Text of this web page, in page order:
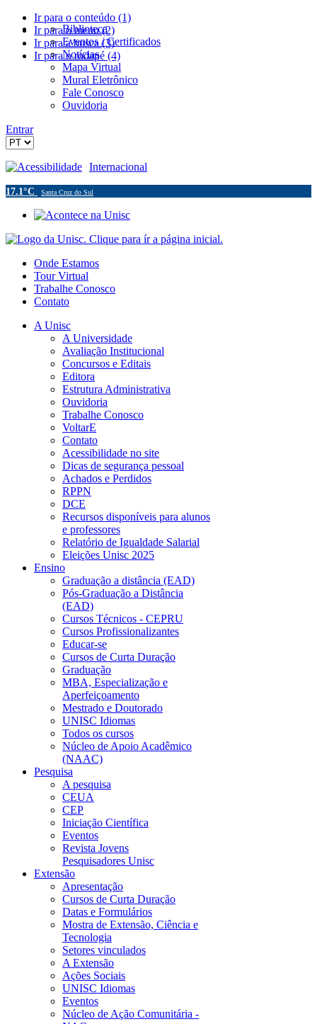
Ir para o conteúdo (1)
Ir para o menu (2)
Ir para a busca (3)
Ir para o rodapé (4)
Biblioteca
Eventos / Certificados
Notícias
Mapa Virtual
Mural Eletrônico
Fale Conosco
Ouvidoria
Entrar
Acessibilidade Internacional
17.1°C Santa Cruz do Sul
Onde Estamos
Tour Virtual
Trabalhe Conosco
Contato
A Unisc
A Universidade
Avaliação Institucional
Concursos e Editais
Editora
Estrutura Administrativa
Ouvidoria
Trabalhe Conosco
VoltarE
Contato
Acessibilidade no site
Dicas de segurança pessoal
Achados e Perdidos
RPPN
DCE
Recursos disponíveis para alunos
e professores
Relatório de Igualdade Salarial
Eleições Unisc 2025
Ensino
Graduação a distância (EAD)
Pós-Graduação a Distância
(EAD)
Cursos Técnicos - CEPRU
Cursos Profissionalizantes
Educar-se
Cursos de Curta Duração
Graduação
MBA, Especialização e
Aperfeiçoamento
Mestrado e Doutorado
UNISC Idiomas
Todos os cursos
Núcleo de Apoio Acadêmico
(NAAC)
Pesquisa
A pesquisa
CEUA
CEP
Iniciação Científica
Eventos
Revista Jovens
Pesquisadores Unisc
Extensão
Apresentação
Cursos de Curta Duração
Datas e Formulários
Mostra de Extensão, Ciência e
Tecnologia
Setores vinculados
A Extensão
Ações Sociais
UNISC Idiomas
Eventos
Núcleo de Ação Comunitária -